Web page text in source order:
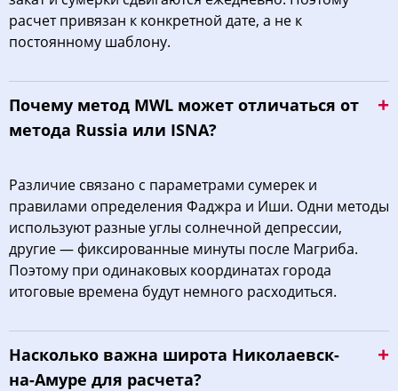
расчет привязан к конкретной дате, а не к
постоянному шаблону.
Почему метод MWL может отличаться от
метода Russia или ISNA?
Различие связано с параметрами сумерек и
правилами определения Фаджра и Иши. Одни методы
используют разные углы солнечной депрессии,
другие — фиксированные минуты после Магриба.
Поэтому при одинаковых координатах города
итоговые времена будут немного расходиться.
Насколько важна широта Николаевск-
на-Амуре для расчета?